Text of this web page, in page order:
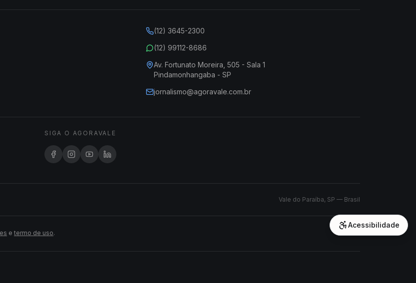
(12) 3645-2300
(12) 99112-8686
Av. Fortunato Moreira, 505 - Sala 1
Pindamonhangaba - SP
jornalismo@agoravale.com.br
SIGA O AGORAVALE
Vale do Paraíba, SP — Brasil
e termo de uso.
Acessibilidade